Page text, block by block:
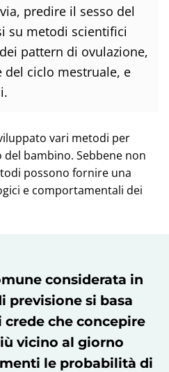
predire il sesso del
su metodi scientifici
pattern di ovulazione,
ciclo mestruale, e
vari metodi per
bambino. Sebbene non
possono fornire una
e comportamentali dei
considerata in
previsione si basa
che concepire
vicino al giorno
le probabilità di